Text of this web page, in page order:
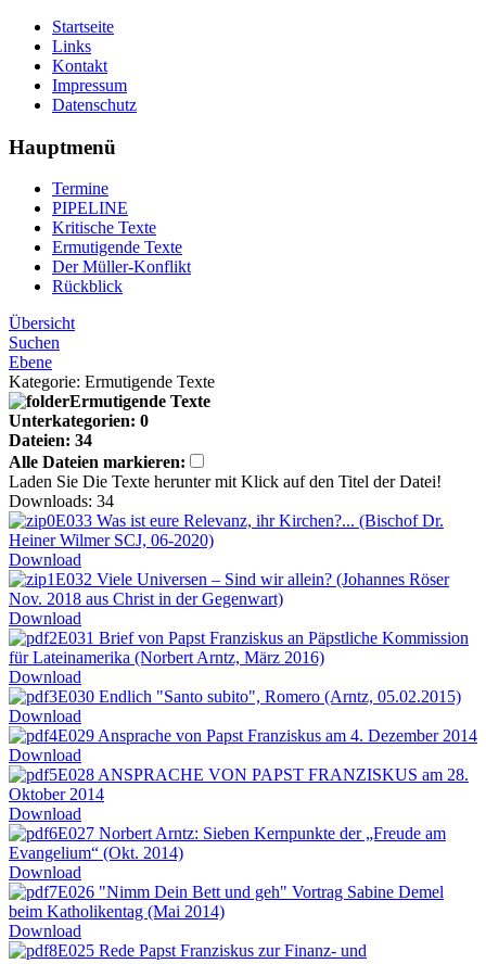
Startseite
Links
Kontakt
Impressum
Datenschutz
Hauptmenü
Termine
PIPELINE
Kritische Texte
Ermutigende Texte
Der Müller-Konflikt
Rückblick
Übersicht
Suchen
Ebene
Kategorie: Ermutigende Texte
Ermutigende Texte
Unterkategorien: 0
Dateien: 34
Alle Dateien markieren:
Laden Sie Die Texte herunter mit Klick auf den Titel der Datei!
Downloads: 34
E033 Was ist eure Relevanz, ihr Kirchen?... (Bischof Dr.
Heiner Wilmer SCJ, 06-2020)
Download
E032 Viele Universen – Sind wir allein? (Johannes Röser
Nov. 2018 aus Christ in der Gegenwart)
Download
E031 Brief von Papst Franziskus an Päpstliche Kommission
für Lateinamerika (Norbert Arntz, März 2016)
Download
E030 Endlich "Santo subito", Romero (Arntz, 05.02.2015)
Download
E029 Ansprache von Papst Franziskus am 4. Dezember 2014
Download
E028 ANSPRACHE VON PAPST FRANZISKUS am 28.
Oktober 2014
Download
E027 Norbert Arntz: Sieben Kernpunkte der „Freude am
Evangelium“ (Okt. 2014)
Download
E026 "Nimm Dein Bett und geh" Vortrag Sabine Demel
beim Katholikentag (Mai 2014)
Download
E025 Rede Papst Franziskus zur Finanz- und